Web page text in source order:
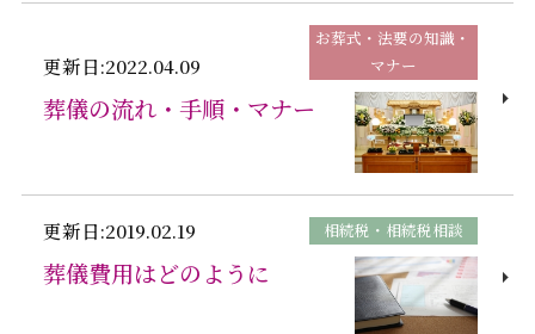
更新日:2022.04.09
お葬式・法要の知識・
マナー
葬儀の流れ・手順・マナー
更新日:2019.02.19 相続税・相続税相談
葬儀費用はどのように